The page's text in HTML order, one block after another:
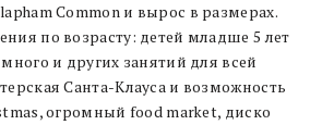
Common и вырос в размерах.
по возрасту: детей младше 5 лет
и других занятий для всей
Санта-Клауса и возможность
огромный food market, диско